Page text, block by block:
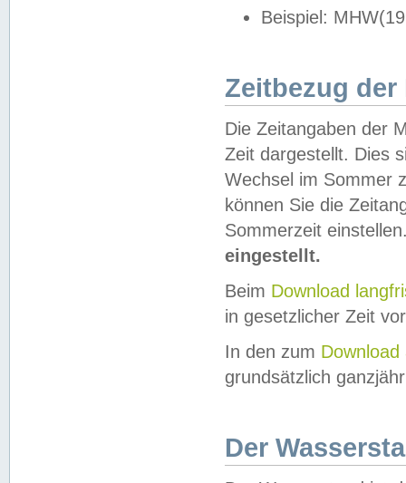
Beispiel:
Zeitbezug der
Die Zeitangaben der
Zeit dargestellt. Dies
Wechsel im Sommer
können Sie die
Sommerzeit
eingestellt.
Beim Download
in gesetzlicher Zeit
In den zum Download
grundsätzlich
Der